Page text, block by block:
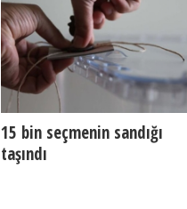
15 bin seçmenin sandığı
taşındı